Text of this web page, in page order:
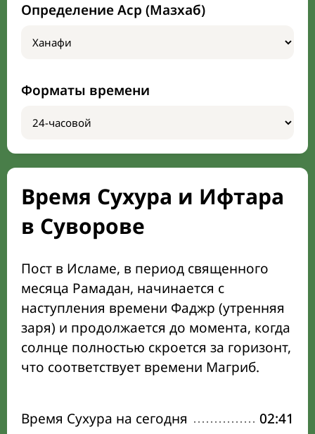
Определение Аср (Мазхаб)
Форматы времени
Время Сухура и Ифтара
в Суворове
Пост в Исламе, в период священного
месяца Рамадан, начинается с
наступления времени Фаджр (утренняя
заря) и продолжается до момента, когда
солнце полностью скроется за горизонт,
что соответствует времени Магриб.
Время Сухура на сегодня 02:41